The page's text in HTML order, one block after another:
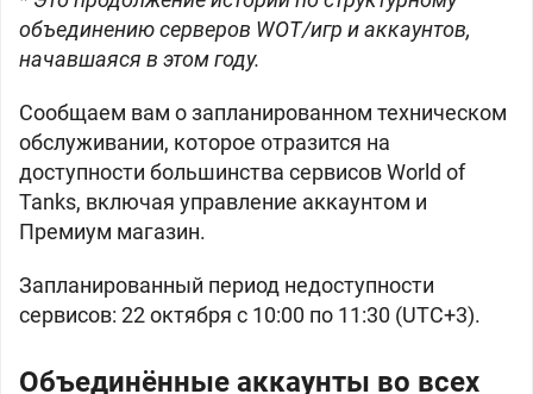
объединению серверов WOT/игр и аккаунтов,
начавшаяся в этом году.
Сообщаем вам о запланированном техническом
обслуживании, которое отразится на
доступности большинства сервисов World of
Tanks, включая управление аккаунтом и
Премиум магазин.
Запланированный период недоступности
сервисов: 22 октября с 10:00 по 11:30 (UTC+3).
Объединённые аккаунты во всех